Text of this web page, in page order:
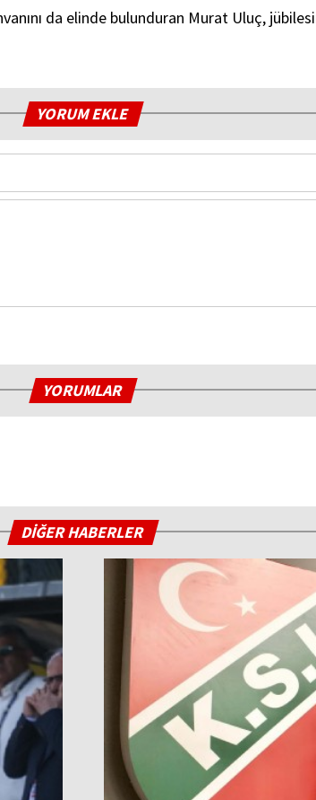
da elinde bulunduran Murat Uluç,
YORUM EKLE
YORUMLAR
DİĞER HABERLER